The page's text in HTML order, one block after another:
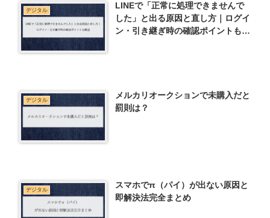
デジタル
LINEで「正常に処理できませんで
した」と出る原因と直し方｜ログイ
ン・引き継ぎ時の確認ポイントも解
デジタル
メルカリオークションで未購入だと
罰則は？
デジタル
スマホでπ（パイ）が出ない原因と
即解決法完全まとめ